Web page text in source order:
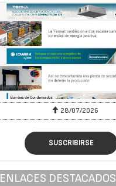
28/07/2026
SUSCRIBIRSE
ENLACES DESTACADOS